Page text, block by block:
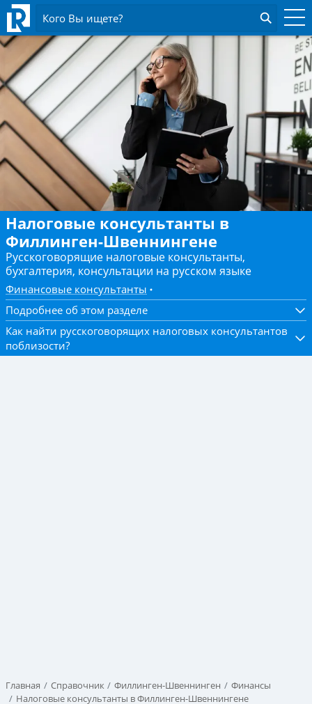
Кого Вы ищете?
Налоговые консультанты в
Филлинген-Швеннингене
Русскоговорящие налоговые консультанты,
бухгалтерия, консультации на русском языке
Финансовые консультанты
Подробнее об этом разделе
Как найти русскоговорящих налоговых консультантов
поблизости?
Главная Справочник Филлинген-Швеннинген
Финансы
Налоговые консультанты в Филлинген-Швеннингене